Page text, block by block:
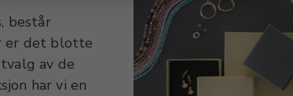
består
er det blotte
av de
har vi en